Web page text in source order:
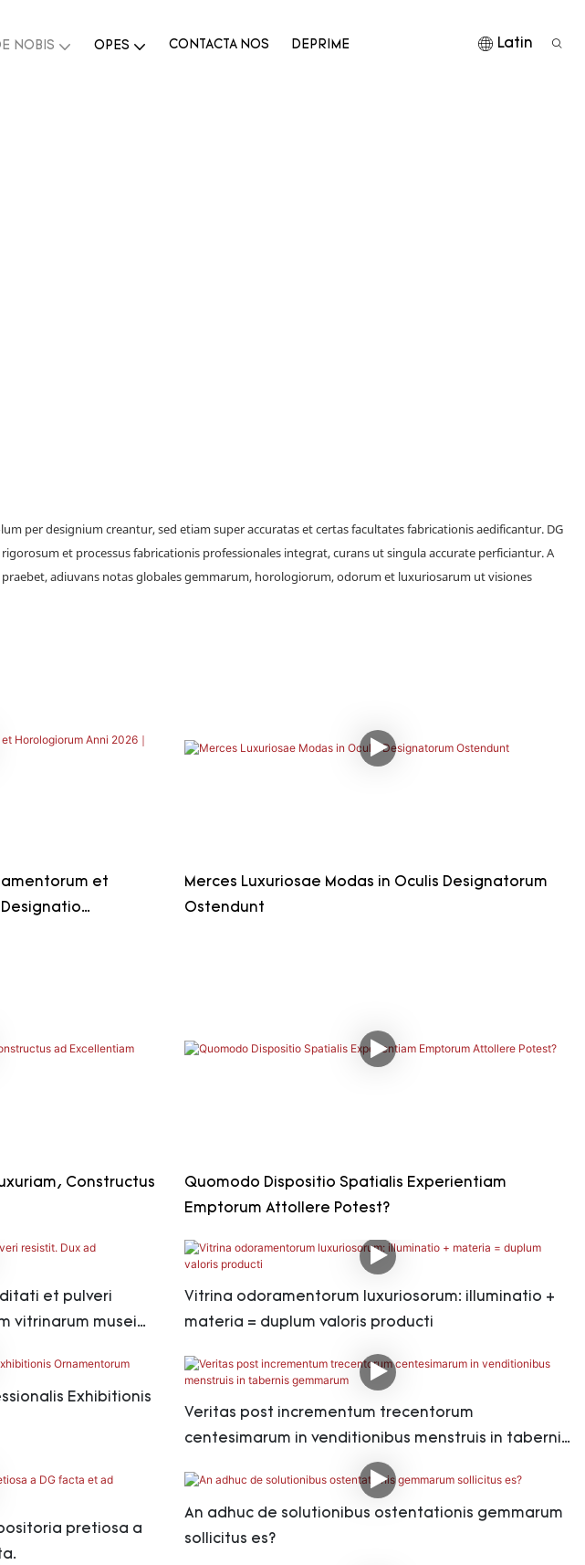
NOBIS OPES CONTACTA NOS DEPRIME Latin
per designium creantur, sed etiam super accuratas et certas facultates fabricationis aedificantur. DG
et processus fabricationis professionales integrat, curans ut singula accurate perficiantur.A
adiuvans notas globales gemmarum, horologiorum, odorum et luxuriosarum ut visiones
et
Merces Luxuriosae Modas in Oculis Designatorum
Ostendunt
Constructus
Quomodo Dispositio Spatialis Experientiam
Emptorum Attollere Potest?
et pulveri
vitrinarum musei
Vitrina odoramentorum luxuriosorum: illuminatio +
materia = duplum valoris producti
Exhibitionis
Veritas post incrementum trecentorum
centesimarum in venditionibus menstruis in tabernis
pretiosa a
An adhuc de solutionibus ostentationis gemmarum
sollicitus es?